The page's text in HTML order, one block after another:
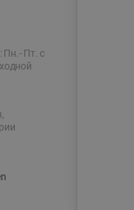
Пн.- Пт. с